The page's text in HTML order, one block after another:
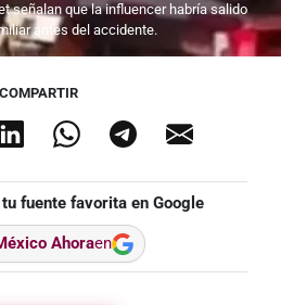
señalan que la influencer habría salido
antes del accidente.
COMPARTIR
fuente favorita en Google
Ahoraen